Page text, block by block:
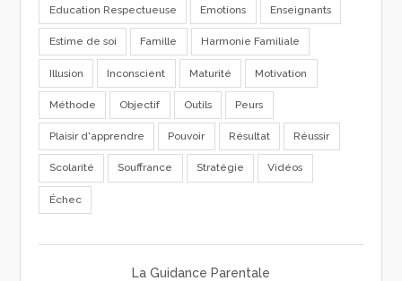
Education Respectueuse Emotions Enseignants
Estime de soi Famille Harmonie Familiale
Illusion Inconscient Maturité Motivation
Méthode Objectif Outils Peurs
Plaisir d'apprendre Pouvoir Résultat Réussir
Scolarité Souffrance Stratégie Vidéos
Échec
La Guidance Parentale